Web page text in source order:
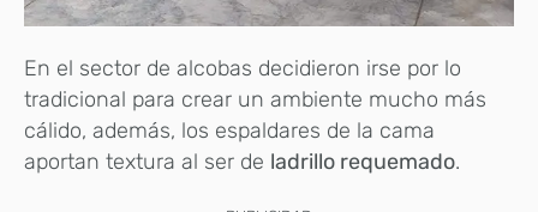
En el sector de alcobas decidieron irse por lo
tradicional para crear un ambiente mucho más
cálido, además, los espaldares de la cama
aportan textura al ser de ladrillo requemado.